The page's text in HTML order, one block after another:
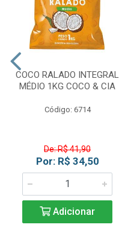
COCO RALADO INTEGRAL
MÉDIO 1KG COCO & CIA
Código: 6714
De: R$ 41,90
Por: R$ 34,50
Adicionar